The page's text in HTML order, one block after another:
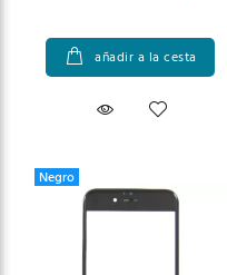
añadir a la cesta
Negro